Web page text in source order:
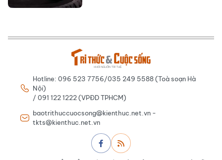
Hotline: 096 523 7756/035 249 5588 (Toà soạn Hà
Nội)
/ 091 122 1222 (VPĐD TPHCM)
baotrithuccuocsong@kienthuc.net.vn -
tkts@kienthuc.net.vn